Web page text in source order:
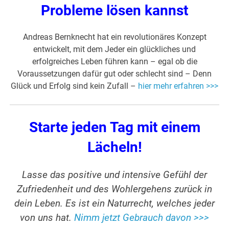
Probleme lösen kannst
Andreas Bernknecht hat ein revolutionäres Konzept
entwickelt, mit dem Jeder ein glückliches und
erfolgreiches Leben führen kann – egal ob die
Voraussetzungen dafür gut oder schlecht sind – Denn
Glück und Erfolg sind kein Zufall – hier mehr erfahren >>>
Starte jeden Tag mit einem
Lächeln!
Lasse das positive und intensive Gefühl der
Zufriedenheit und des Wohlergehens zurück in
dein Leben. Es ist ein Naturrecht, welches jeder
von uns hat. Nimm jetzt Gebrauch davon >>>